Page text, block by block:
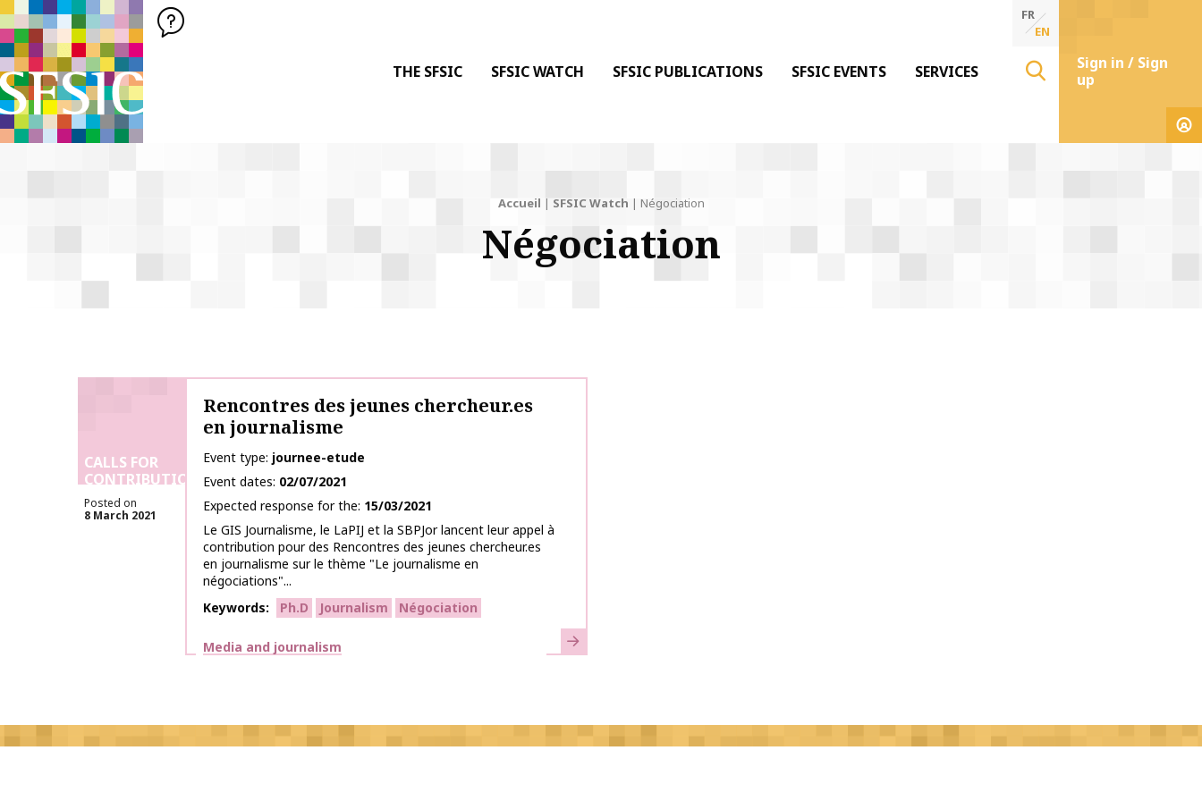
SFSIC SOCIÉTÉ FRANÇAISE DES SCIENCES DE L'INFORMATION & DE LA COMMUNICATION
Société Française des Sciences de l'Information & de la Communication
THE SFSIC SFSIC WATCH SFSIC PUBLICATIONS SFSIC EVENTS SERVICES
FR
EN
Sign in / Sign
up
Accueil | SFSIC Watch | Négociation
Négociation
CALLS FOR
CONTRIBUTIONS
Posted on
8 March 2021
Rencontres des jeunes chercheur.es
en journalisme
Event type journee-etude
Event dates 02/07/2021
Expected response for the 15/03/2021
Le GIS Journalisme, le LaPIJ et la SBPJor lancent leur appel à
contribution pour des Rencontres des jeunes chercheur.es
en journalisme sur le thème "Le journalisme en
négociations"...
Keywords
Ph.D Journalism Négociation
Themes
Media and journalism Learn more